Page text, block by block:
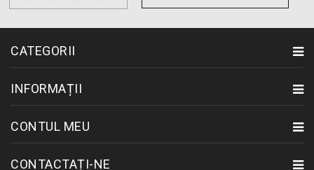
CATEGORII
INFORMAȚII
CONTUL MEU
CONTACTAȚI-NE